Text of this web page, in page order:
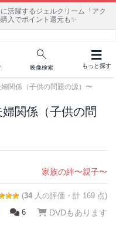
活躍するジェルクリーム「アク
入でポイント還元も✨
映像検索 もっと探す
関係（子供の問題の源）〜
関係（子供の問
家族の絆〜親子〜
(34 人の評価・計 169 点)
6 DVDもあります